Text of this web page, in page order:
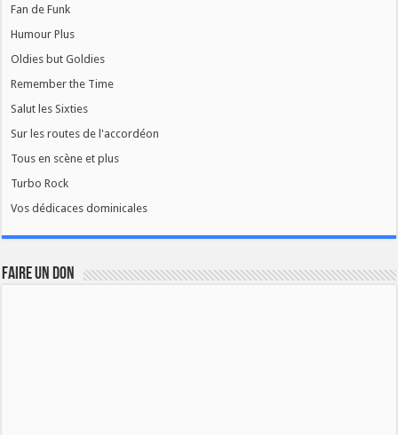
Fan de Funk
Humour Plus
Oldies but Goldies
Remember the Time
Salut les Sixties
Sur les routes de l'accordéon
Tous en scène et plus
Turbo Rock
Vos dédicaces dominicales
FAIRE UN DON